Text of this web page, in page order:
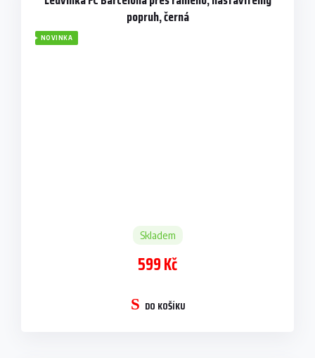
popruh, černá
NOVINKA
Skladem
599 Kč
DO KOŠÍKU